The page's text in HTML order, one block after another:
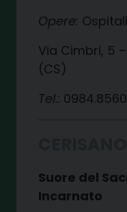
Opere:
Via Cimbri, 5
(CS)
Tel.:
Suore del
Incarnato